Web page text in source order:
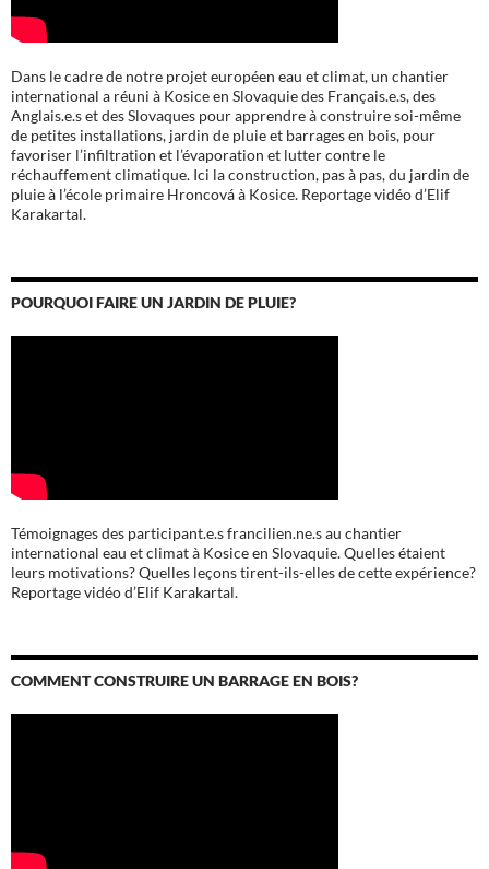
Dans le cadre de notre projet européen eau et climat, un chantier
international a réuni à Kosice en Slovaquie des Français.e.s, des
Anglais.e.s et des Slovaques pour apprendre à construire soi-même
de petites installations, jardin de pluie et barrages en bois, pour
favoriser l’infiltration et l’évaporation et lutter contre le
réchauffement climatique. Ici la construction, pas à pas, du jardin de
pluie à l’école primaire Hroncová à Kosice. Reportage vidéo d’Elif
Karakartal.
POURQUOI FAIRE UN JARDIN DE PLUIE?
Témoignages des participant.e.s francilien.ne.s au chantier
international eau et climat à Kosice en Slovaquie. Quelles étaient
leurs motivations? Quelles leçons tirent-ils-elles de cette expérience?
Reportage vidéo d’Elif Karakartal.
COMMENT CONSTRUIRE UN BARRAGE EN BOIS?